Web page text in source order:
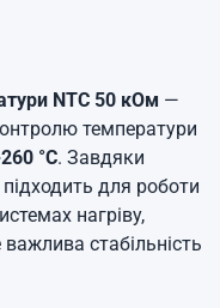
NTC 50 кОм —
температури
°C. Завдяки
для роботи
нагріву,
стабільність